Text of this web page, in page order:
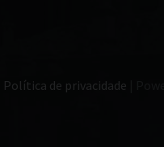
Política de privacidade